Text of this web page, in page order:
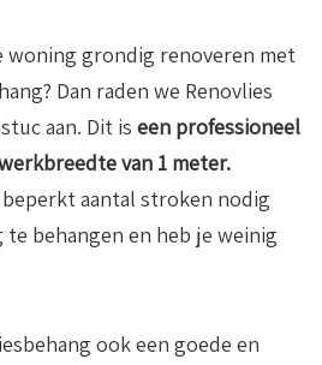
woning grondig renoveren met
Dan raden we Renovlies
aan. Dit is een professioneel
van 1 meter.
aantal stroken nodig
behangen en heb je weinig
ook een goede en